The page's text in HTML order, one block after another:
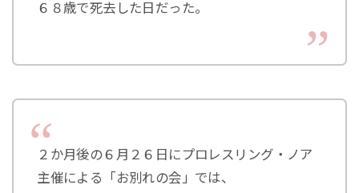
６８歳で死去した日だった。
２か月後の６月２６日にプロレスリング・ノア
主催による「お別れの会」では、